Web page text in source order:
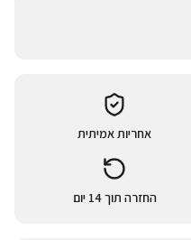
אחריות אמיתית
החזרה תוך 14 יום